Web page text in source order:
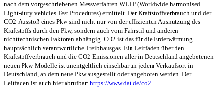
nach dem vorgeschriebenen Messverfahren WLTP (Worldwide harmonised
Light-duty vehicles Test Procedures) ermittelt. Der Kraftstoffverbrauch und der
CO2-Ausstoß eines Pkw sind nicht nur von der effizienten Ausnutzung des
Kraftstoffs durch den Pkw, sondern auch vom Fahrstil und anderen
nichttechnischen Faktoren abhängig. CO2 ist das für die Erderwärmung
hauptsächlich verantwortliche Treibhausgas. Ein Leitfaden über den
Kraftstoffverbrauch und die CO2-Emissionen aller in Deutschland angebotenen
neuen Pkw-Modelle ist unentgeltlich einsehbar an jedem Verkaufsort in
Deutschland, an dem neue Pkw ausgestellt oder angeboten werden. Der
Leitfaden ist auch hier abrufbar: https://www.dat.de/co2